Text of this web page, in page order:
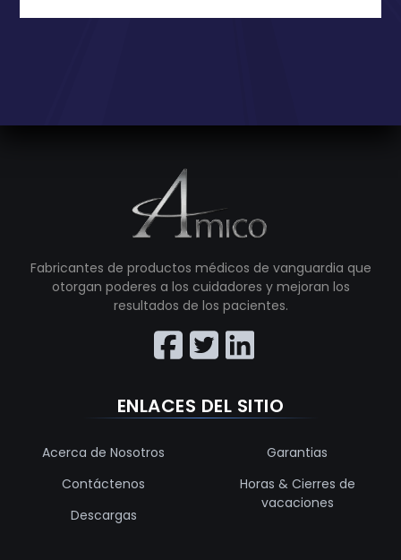
Fabricantes de productos médicos de vanguardia que
otorgan poderes a los cuidadores y mejoran los
resultados de los pacientes.
ENLACES DEL SITIO
Acerca de Nosotros
Contáctenos
Descargas
Garantias
Horas & Cierres de
vacaciones